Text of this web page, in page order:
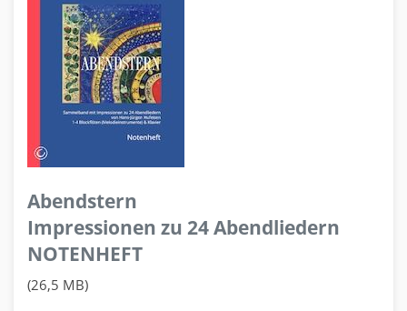
Abendstern
Impressionen zu 24 Abendliedern
NOTENHEFT
(26,5 MB)